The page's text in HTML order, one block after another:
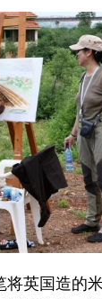
将英国造的